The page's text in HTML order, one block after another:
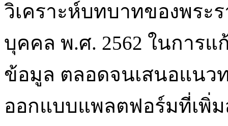
วิเคราะห์บทบาทของพร
บุคคล พ.ศ. 2562 ในการ
ข้อมูล ตลอดจนเสนอแนว
ออกแบบแพลตฟอร์มที่เพิ่